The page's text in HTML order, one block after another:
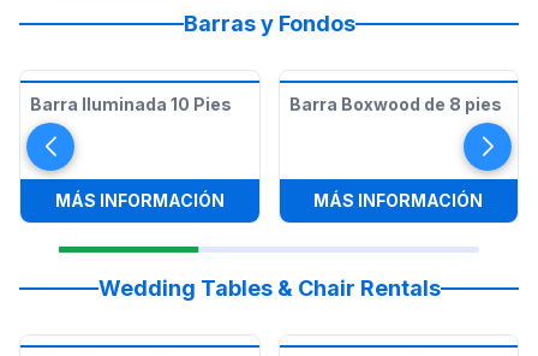
Barras y Fondos
Barra Iluminada 10 Pies
MÁS INFORMACIÓN: BARRA ILUMINADA 10 PIES
Barra Boxwood de 8 pies
MÁS INFORMACIÓN
Wedding Tables & Chair Rentals